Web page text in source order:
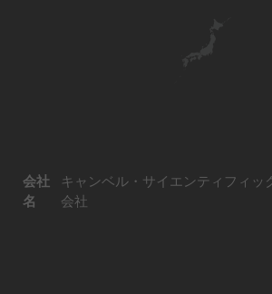
会社
名
キャンベル・サイエンティフィッ
会社